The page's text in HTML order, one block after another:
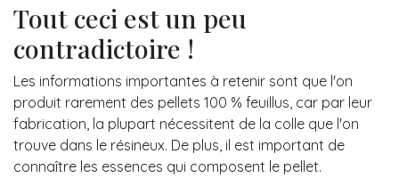
Tout ceci est un peu
contradictoire !
Les informations importantes à retenir sont que l'on
produit rarement des pellets 100 % feuillus, car par leur
fabrication, la plupart nécessitent de la colle que l'on
trouve dans le résineux. De plus, il est important de
connaître les essences qui composent le pellet.